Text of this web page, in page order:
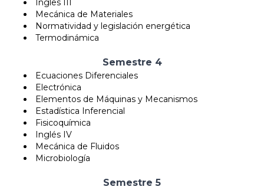
Ingles III
Mecánica de Materiales
Normatividad y legislación energética
Termodinámica
Semestre 4
Ecuaciones Diferenciales
Electrónica
Elementos de Máquinas y Mecanismos
Estadística Inferencial
Fisicoquímica
Inglés IV
Mecánica de Fluidos
Microbiología
Semestre 5